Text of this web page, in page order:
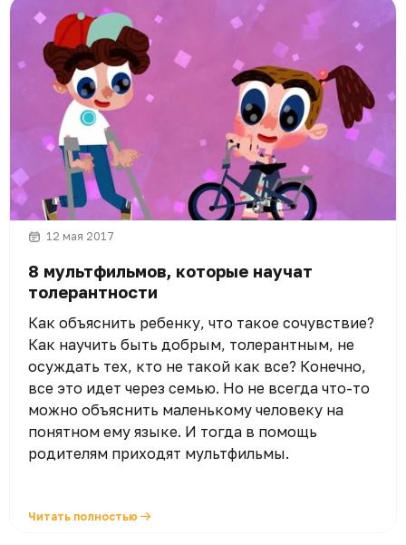
12 мая 2017
8 мультфильмов, которые научат
толерантности
Как объяснить ребенку, что такое сочувствие?
Как научить быть добрым, толерантным, не
осуждать тех, кто не такой как все? Конечно,
все это идет через семью. Но не всегда что-то
можно объяснить маленькому человеку на
понятном ему языке. И тогда в помощь
родителям приходят мультфильмы.
Читать полностью